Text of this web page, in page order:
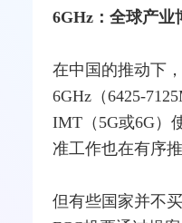
6GHz：全球产业
在中国的推动下
6GHz（6425-
IMT（5G或6G）
准工作也在有序推
但有些国家并不